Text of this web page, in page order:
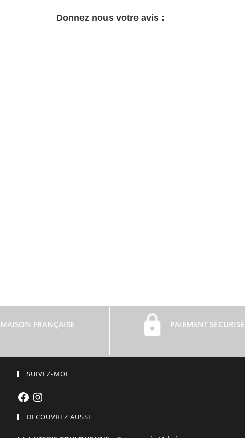
Donnez nous votre avis :
MAISON FRANÇAISE PAIEMENT SÉCURISÉ
SUIVEZ-MOI
FacebookInstagram
DECOUVREZ AUSSI